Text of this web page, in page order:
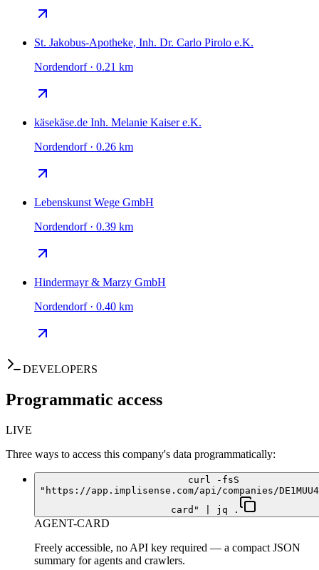
St. Jakobus-Apotheke, Inh. Dr. Carlo Pirolo e.K.
Nordendorf · 0.21 km
käsekäse.de Inh. Melanie Kaiser e.K.
Nordendorf · 0.26 km
Lebenskunst Wege GmbH
Nordendorf · 0.39 km
Hindermayr & Marzy GmbH
Nordendorf · 0.40 km
DEVELOPERS
Programmatic access
LIVE
Three ways to access this company's data programmatically:
curl -fsS
"https://app.implisense.com/api/companies/
card" | jq .
AGENT-CARD
Freely accessible, no API key required — a compact JSON
summary for agents and crawlers.